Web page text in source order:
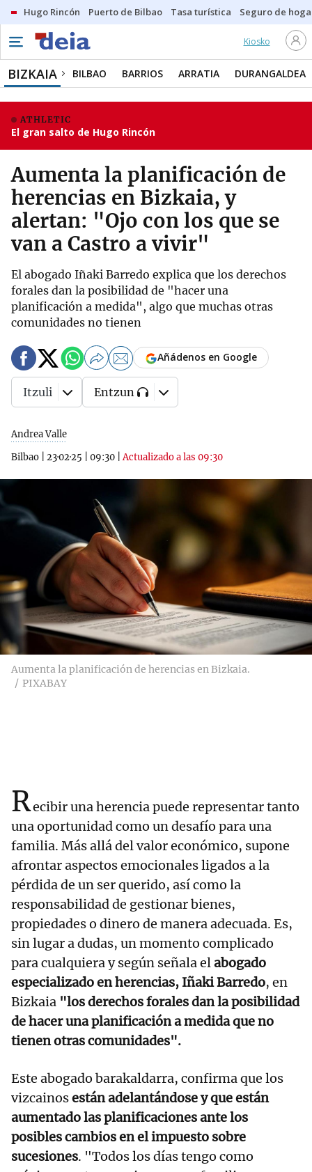
Hugo Rincón Puerto de Bilbao Tasa turística Seguro de
Kiosko
BIZKAIA BILBAO BARRIOS ARRATIA DURANGALDEA
ATHLETIC
El gran salto de Hugo Rincón
Aumenta la planificación de
herencias en Bizkaia, y
alertan: "Ojo con los que se
van a Castro a vivir"
El abogado Iñaki Barredo explica que los derechos
forales dan la posibilidad de "hacer una
planificación a medida", algo que muchas otras
comunidades no tienen
Andrea Valle
Bilbao
23·02·25 09:30 |Actualizado a las 09:30
Añádenos en Google
Itzuli Entzun
Aumenta la planificación de herencias en Bizkaia.
PIXABAY
Recibir una herencia puede representar tanto
una oportunidad como un desafío para una
familia. Más allá del valor económico, supone
afrontar aspectos emocionales ligados a la
pérdida de un ser querido, así como la
responsabilidad de gestionar bienes,
propiedades o dinero de manera adecuada. Es,
sin lugar a dudas, un momento complicado
para cualquiera y según señala elabogado
especializado en herencias, Iñaki Barredo, en
Bizkaia "los derechos forales dan la posibilidad
de hacer una planificación a medida que no
tienen otras comunidades".
Este abogado barakaldarra, confirma que los
vizcainosestán adelantándose y que están
aumentado las planificaciones ante los
posibles cambios en el impuesto sobre
sucesiones. "Todos los días tengo como